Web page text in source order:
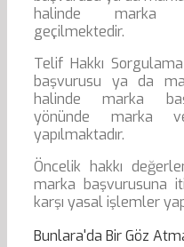
halinde marka
geçilmektedir.
Telif Hakkı
başvurusu ya da
halinde marka
yönünde marka
yapılmaktadır.
Öncelik hakkı
marka başvurusuna
karşı yasal işlemler
Bunlara'da Bir Göz